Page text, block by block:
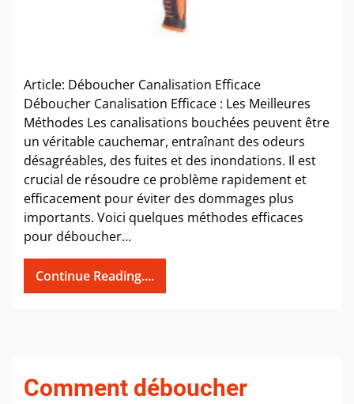
Article: Déboucher Canalisation Efficace
Déboucher Canalisation Efficace : Les Meilleures
Méthodes Les canalisations bouchées peuvent être
un véritable cauchemar, entraînant des odeurs
désagréables, des fuites et des inondations. Il est
crucial de résoudre ce problème rapidement et
efficacement pour éviter des dommages plus
importants. Voici quelques méthodes efficaces
pour déboucher…
Continue Reading....
Comment déboucher